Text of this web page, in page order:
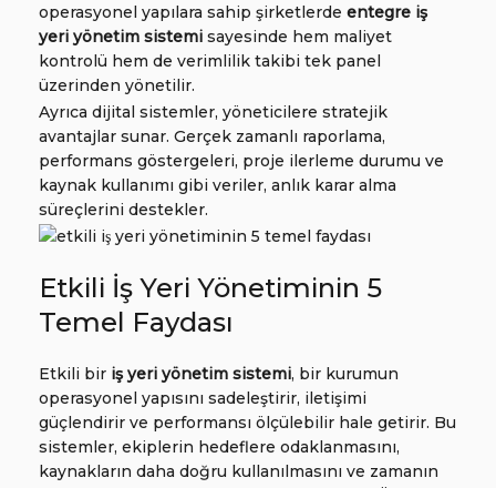
operasyonel yapılara sahip şirketlerdeentegre iş
yeri yönetim sistemi sayesinde hem maliyet
kontrolü hem de verimlilik takibi tek panel
üzerinden yönetilir.
Ayrıca dijital sistemler, yöneticilere stratejik
avantajlar sunar. Gerçek zamanlı raporlama,
performans göstergeleri, proje ilerleme durumu ve
kaynak kullanımı gibi veriler, anlık karar alma
süreçlerini destekler.
Etkili İş Yeri Yönetiminin 5
Temel Faydası
Etkili bir iş yeri yönetim sistemi, bir kurumun
operasyonel yapısını sadeleştirir, iletişimi
güçlendirir ve performansı ölçülebilir hale getirir. Bu
sistemler, ekiplerin hedeflere odaklanmasını,
kaynakların daha doğru kullanılmasını ve zamanın